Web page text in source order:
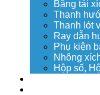
Băng tải
Thanh
Thanh lót
Ray dẫn
Phụ kiện
Nhông
Hộp số,